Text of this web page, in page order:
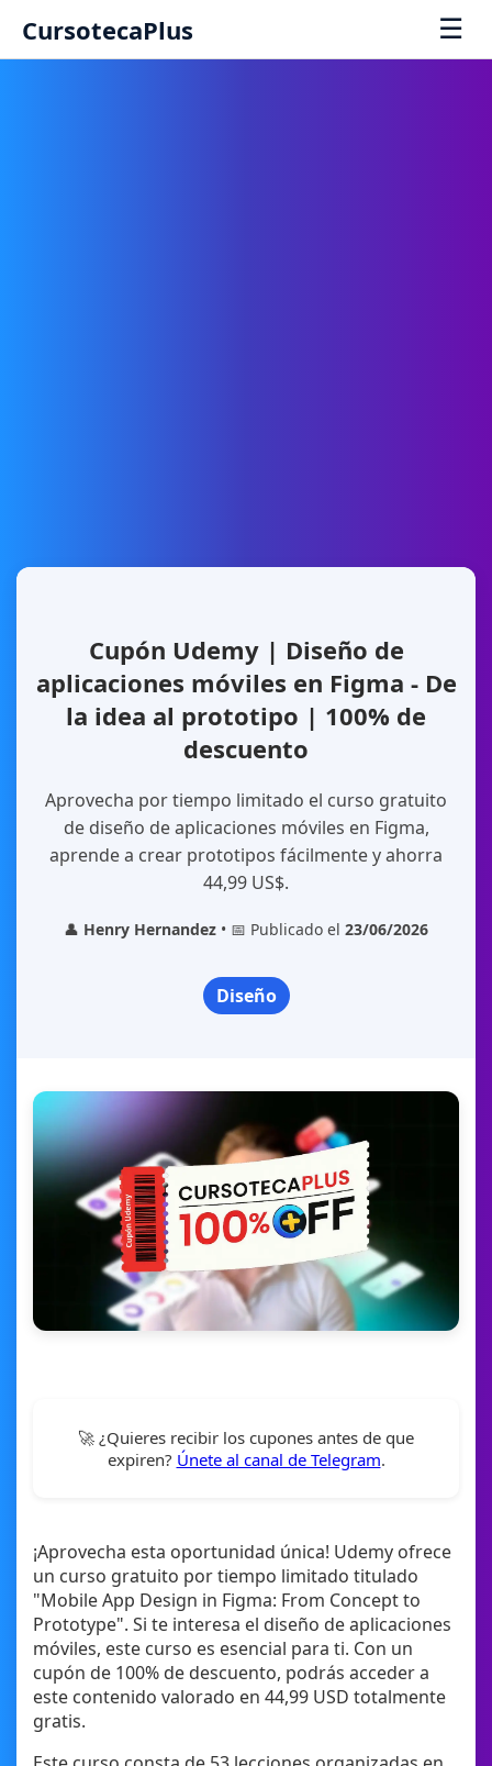
CursotecaPlus ☰
Cupón Udemy | Diseño de
aplicaciones móviles en Figma - De
la idea al prototipo | 100% de
descuento
Aprovecha por tiempo limitado el curso gratuito
de diseño de aplicaciones móviles en Figma,
aprende a crear prototipos fácilmente y ahorra
44,99 US$.
👤 Henry Hernandez • 📅 Publicado el 23/06/2026
Diseño
🚀 ¿Quieres recibir los cupones antes de que
expiren? Únete al canal de Telegram.
¡Aprovecha esta oportunidad única! Udemy ofrece
un curso gratuito por tiempo limitado titulado
"Mobile App Design in Figma: From Concept to
Prototype". Si te interesa el diseño de aplicaciones
móviles, este curso es esencial para ti. Con un
cupón de 100% de descuento, podrás acceder a
este contenido valorado en 44,99 USD totalmente
gratis.